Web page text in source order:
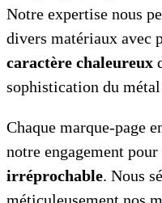
Notre expertise nous
divers matériaux avec
caractère chaleureux
sophistication du
Chaque marque-page
notre engagement pour
irréprochable. Nous
méticuleusement nos